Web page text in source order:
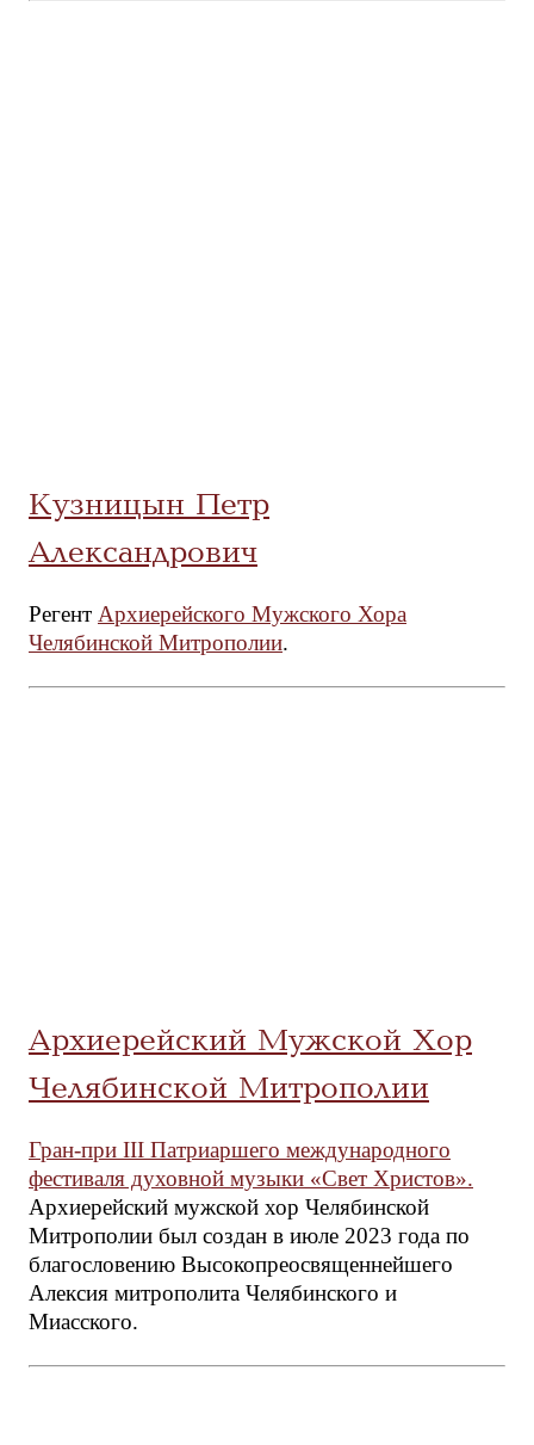
Кузницын Петр
Александрович
Регент Архиерейского Мужского Хора
Челябинской Митрополии.
Архиерейский Мужской Хор
Челябинской Митрополии
Гран-при III Патриаршего международного
фестиваля духовной музыки «Свет Христов».
Архиерейский мужской хор Челябинской
Митрополии был создан в июле 2023 года по
благословению Высокопреосвященнейшего
Алексия митрополита Челябинского и
Миасского.